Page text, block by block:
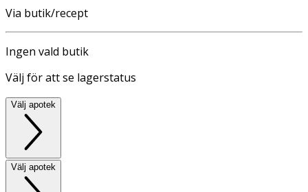
Via butik/recept
Ingen vald butik
Välj för att se lagerstatus
Välj apotek
Välj apotek